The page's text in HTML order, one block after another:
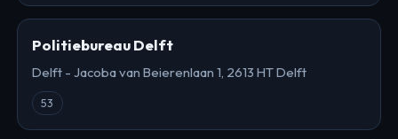
Politiebureau Delft
Delft - Jacoba van Beierenlaan 1, 2613 HT Delft
53